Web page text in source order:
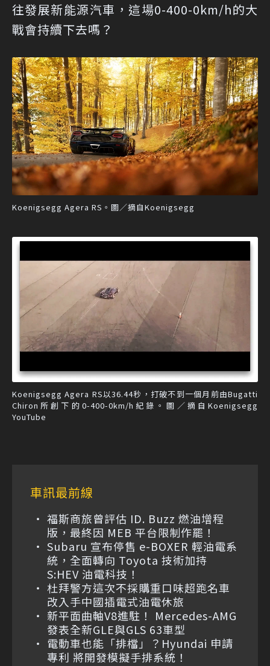
往發展新能源汽車，這場0-400-0km/h的大
戰會持續下去嗎？
Koenigsegg Agera RS。圖／摘自Koenigsegg
Koenigsegg Agera RS以36.44秒，打破不到一個月前由Bugatti
Chiron所創下的0-400-0km/h紀錄。圖／摘自Koenigsegg
YouTube
車訊最前線
福斯商旅曾評估 ID. Buzz 燃油增程
版，最終因 MEB 平台限制作罷！
Subaru 宣布停售 e-BOXER 輕油電系
統，全面轉向 Toyota 技術加持
S:HEV 油電科技！
杜拜警方這次不採購重口味超跑名車
改入手中國插電式油電休旅
新平面曲軸V8進駐！ Mercedes-AMG
發表全新GLE與GLS 63車型
電動車也能「排檔」？Hyundai 申請
專利 將開發模擬手排系統！